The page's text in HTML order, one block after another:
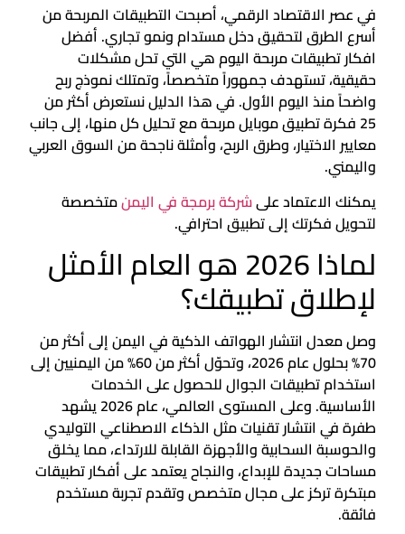
في عصر الاقتصاد الرقمي، أصبحت التطبيقات المربحة من
أسرع الطرق لتحقيق دخل مستدام ونمو تجاري. أفضل
افكار تطبيقات مربحة اليوم هي التي تحل مشكلات
حقيقية، تستهدف جمهوراً متخصصاً، وتمتلك نموذج ربح
واضحاً منذ اليوم الأول. في هذا الدليل نستعرض أكثر من
25 فكرة تطبيق موبايل مربحة مع تحليل كل منها، إلى جانب
معايير الاختيار، وطرق الربح، وأمثلة ناجحة من السوق العربي
واليمني.
يمكنك الاعتماد علىشركة برمجة في اليمنمتخصصة
لتحويل فكرتك إلى تطبيق احترافي.
لماذا 2026 هو العام الأمثل
لإطلاق تطبيقك؟
وصل معدل انتشار الهواتف الذكية في اليمن إلى أكثر من
70% بحلول عام 2026، وتحوّل أكثر من 60% من اليمنيين إلى
استخدام تطبيقات الجوال للحصول على الخدمات
الأساسية. وعلى المستوى العالمي، عام 2026 يشهد
طفرة في انتشار تقنيات مثل الذكاء الاصطناعي التوليدي
والحوسبة السحابية والأجهزة القابلة للارتداء، مما يخلق
مساحات جديدة للإبداع، والنجاح يعتمد على أفكار تطبيقات
مبتكرة تركز على مجال متخصص وتقدم تجربة مستخدم
فائقة.